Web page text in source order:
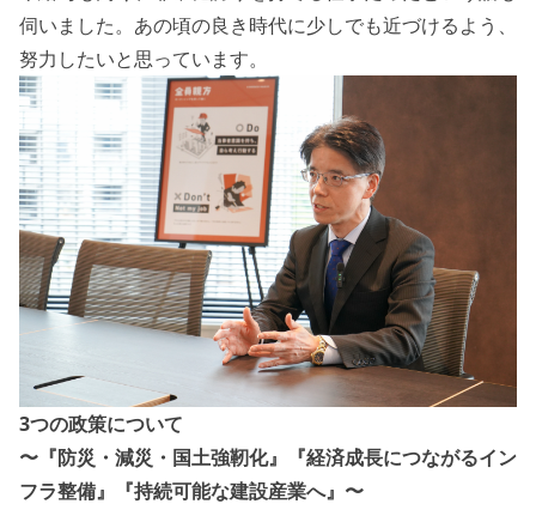
伺いました。あの頃の良き時代に少しでも近づけるよう、
努力したいと思っています。
3つの政策について
〜『防災・減災・国土強靭化』『経済成長につながるイン
フラ整備』『持続可能な建設産業へ』〜